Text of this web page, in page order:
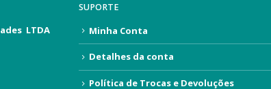
LTDA
SUPORTE
Minha Conta
Detalhes da conta
Política de Trocas e Devoluções